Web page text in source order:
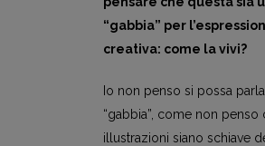
“gabbia” per
creativa: come la vivi?
Io non penso si possa
“gabbia”, come non penso
illustrazioni siano schiave